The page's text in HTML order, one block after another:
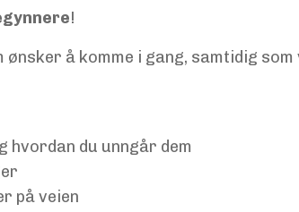
!
ønsker å komme i gang, samtidig
hvordan du unngår dem
på veien